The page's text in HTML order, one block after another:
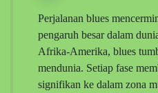
Perjalanan blues
pengaruh besar dalam
Afrika-Amerika, blues
mendunia. Setiap fase
signifikan ke dalam zona